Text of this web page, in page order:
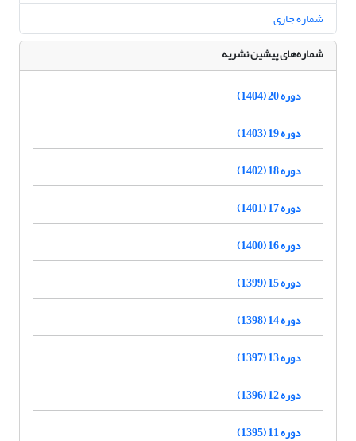
شماره جاری
شماره‌های پیشین نشریه
دوره 20 (1404)
دوره 19 (1403)
دوره 18 (1402)
دوره 17 (1401)
دوره 16 (1400)
دوره 15 (1399)
دوره 14 (1398)
دوره 13 (1397)
دوره 12 (1396)
دوره 11 (1395)